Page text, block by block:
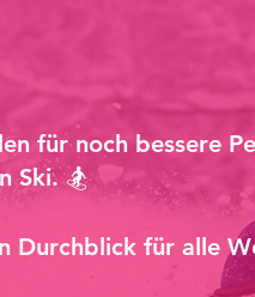
für noch bessere
Ski. 🏂
Durchblick für alle